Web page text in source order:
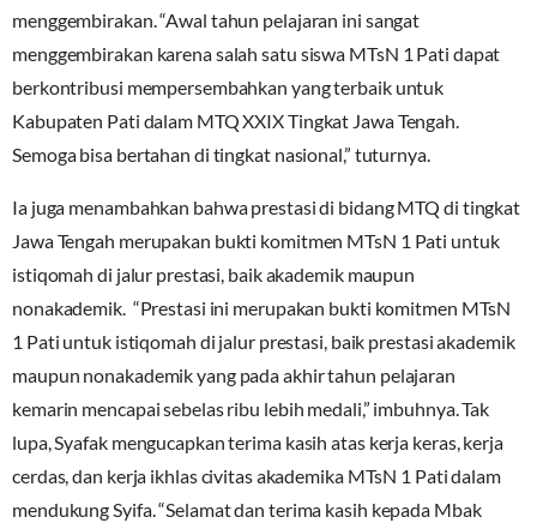
menggembirakan. “Awal tahun pelajaran ini sangat
menggembirakan karena salah satu siswa MTsN 1 Pati dapat
berkontribusi mempersembahkan yang terbaik untuk
Kabupaten Pati dalam MTQ XXIX Tingkat Jawa Tengah.
Semoga bisa bertahan di tingkat nasional,” tuturnya.
Ia juga menambahkan bahwa prestasi di bidang MTQ di tingkat
Jawa Tengah merupakan bukti komitmen MTsN 1 Pati untuk
istiqomah di jalur prestasi, baik akademik maupun
nonakademik. “Prestasi ini merupakan bukti komitmen MTsN
1 Pati untuk istiqomah di jalur prestasi, baik prestasi akademik
maupun nonakademik yang pada akhir tahun pelajaran
kemarin mencapai sebelas ribu lebih medali,” imbuhnya. Tak
lupa, Syafak mengucapkan terima kasih atas kerja keras, kerja
cerdas, dan kerja ikhlas civitas akademika MTsN 1 Pati dalam
mendukung Syifa. “Selamat dan terima kasih kepada Mbak